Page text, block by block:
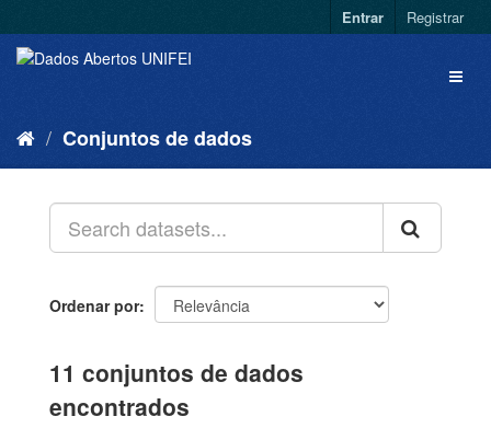
Entrar Registrar
Conjuntos de dados
Ordenar por
11 conjuntos de dados
encontrados